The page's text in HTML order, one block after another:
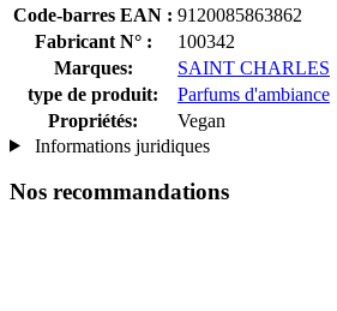
Code-barres EAN : 9120085863862
Fabricant N° :
100342
Marques:
SAINT CHARLES
type de produit:
Parfums d'ambiance
Propriétés:
Vegan
Informations juridiques
Nos recommandations